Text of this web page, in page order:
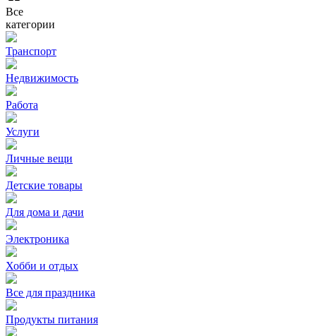
Все
категории
Транспорт
Недвижимость
Работа
Услуги
Личные вещи
Детские товары
Для дома и дачи
Электроника
Хобби и отдых
Все для праздника
Продукты питания